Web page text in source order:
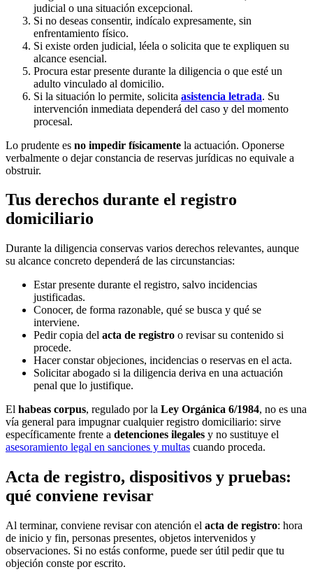
judicial o una situación excepcional.
Si no deseas consentir, indícalo expresamente, sin
enfrentamiento físico.
Si existe orden judicial, léela o solicita que te expliquen su
alcance esencial.
Procura estar presente durante la diligencia o que esté un
adulto vinculado al domicilio.
Si la situación lo permite, solicita asistencia letrada. Su
intervención inmediata dependerá del caso y del momento
procesal.
Lo prudente es no impedir físicamente la actuación. Oponerse
verbalmente o dejar constancia de reservas jurídicas no equivale a
obstruir.
Tus derechos durante el registro
domiciliario
Durante la diligencia conservas varios derechos relevantes, aunque
su alcance concreto dependerá de las circunstancias:
Estar presente durante el registro, salvo incidencias
justificadas.
Conocer, de forma razonable, qué se busca y qué se
interviene.
Pedir copia del acta de registro o revisar su contenido si
procede.
Hacer constar objeciones, incidencias o reservas en el acta.
Solicitar abogado si la diligencia deriva en una actuación
penal que lo justifique.
El habeas corpus, regulado por la Ley Orgánica 6/1984, no es una
vía general para impugnar cualquier registro domiciliario: sirve
específicamente frente a detenciones ilegales y no sustituye el
asesoramiento legal en sanciones y multas cuando proceda.
Acta de registro, dispositivos y pruebas:
qué conviene revisar
Al terminar, conviene revisar con atención el acta de registro: hora
de inicio y fin, personas presentes, objetos intervenidos y
observaciones. Si no estás conforme, puede ser útil pedir que tu
objeción conste por escrito.